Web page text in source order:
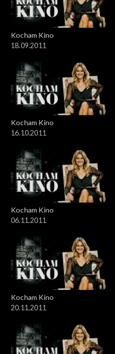
Kocham Kino
18.09.2011
Kocham Kino
16.10.2011
Kocham Kino
06.11.2011
Kocham Kino
20.11.2011